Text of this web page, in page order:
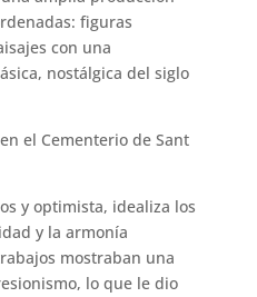
figuras
con una
nostálgica del siglo
el Cementerio de Sant
y optimista, idealiza los
y la armonía
mostraban una
lo que le dio